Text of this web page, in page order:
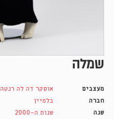
שמלה
מעצבים
אוסקר דה לה רנטה
חברה
בלמיין
שנה
שנות ה-2000